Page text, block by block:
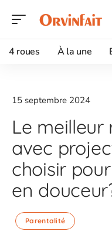
4 roues À la une
15 septembre 2024
Le
avec
choisir
en
Parentalité